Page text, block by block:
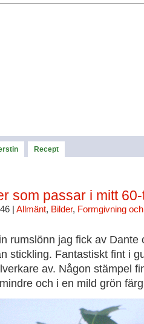
Recept
som passar i mitt
| Allmänt, Bilder, Formgivning
rumslönn jag fick av Dante
stickling. Fantastiskt fint i
av. Någon stämpel
och i en mild grön